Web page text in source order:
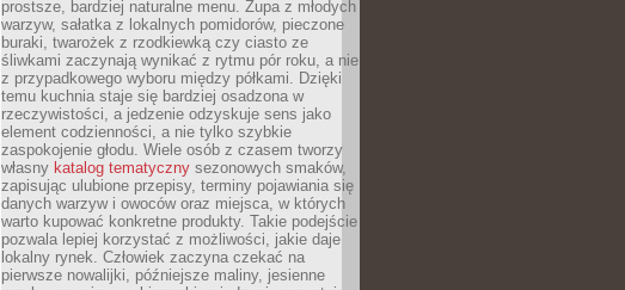
prostsze, bardziej naturalne menu. Zupa z młodych
warzyw, sałatka z lokalnych pomidorów, pieczone
buraki, twarożek z rzodkiewką czy ciasto ze
śliwkami zaczynają wynikać z rytmu pór roku, a nie
z przypadkowego wyboru między półkami. Dzięki
temu kuchnia staje się bardziej osadzona w
rzeczywistości, a jedzenie odzyskuje sens jako
element codzienności, a nie tylko szybkie
zaspokojenie głodu. Wiele osób z czasem tworzy
własny katalog tematyczny sezonowych smaków,
zapisując ulubione przepisy, terminy pojawiania się
danych warzyw i owoców oraz miejsca, w których
warto kupować konkretne produkty. Takie podejście
pozwala lepiej korzystać z możliwości, jakie daje
lokalny rynek. Człowiek zaczyna czekać na
pierwsze nowalijki, późniejsze maliny, jesienne